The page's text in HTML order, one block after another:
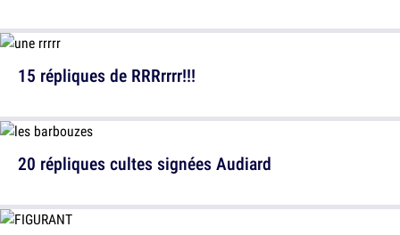
20 répliques cultes signées Audiard
15 répliques de RRRrrrr!!!